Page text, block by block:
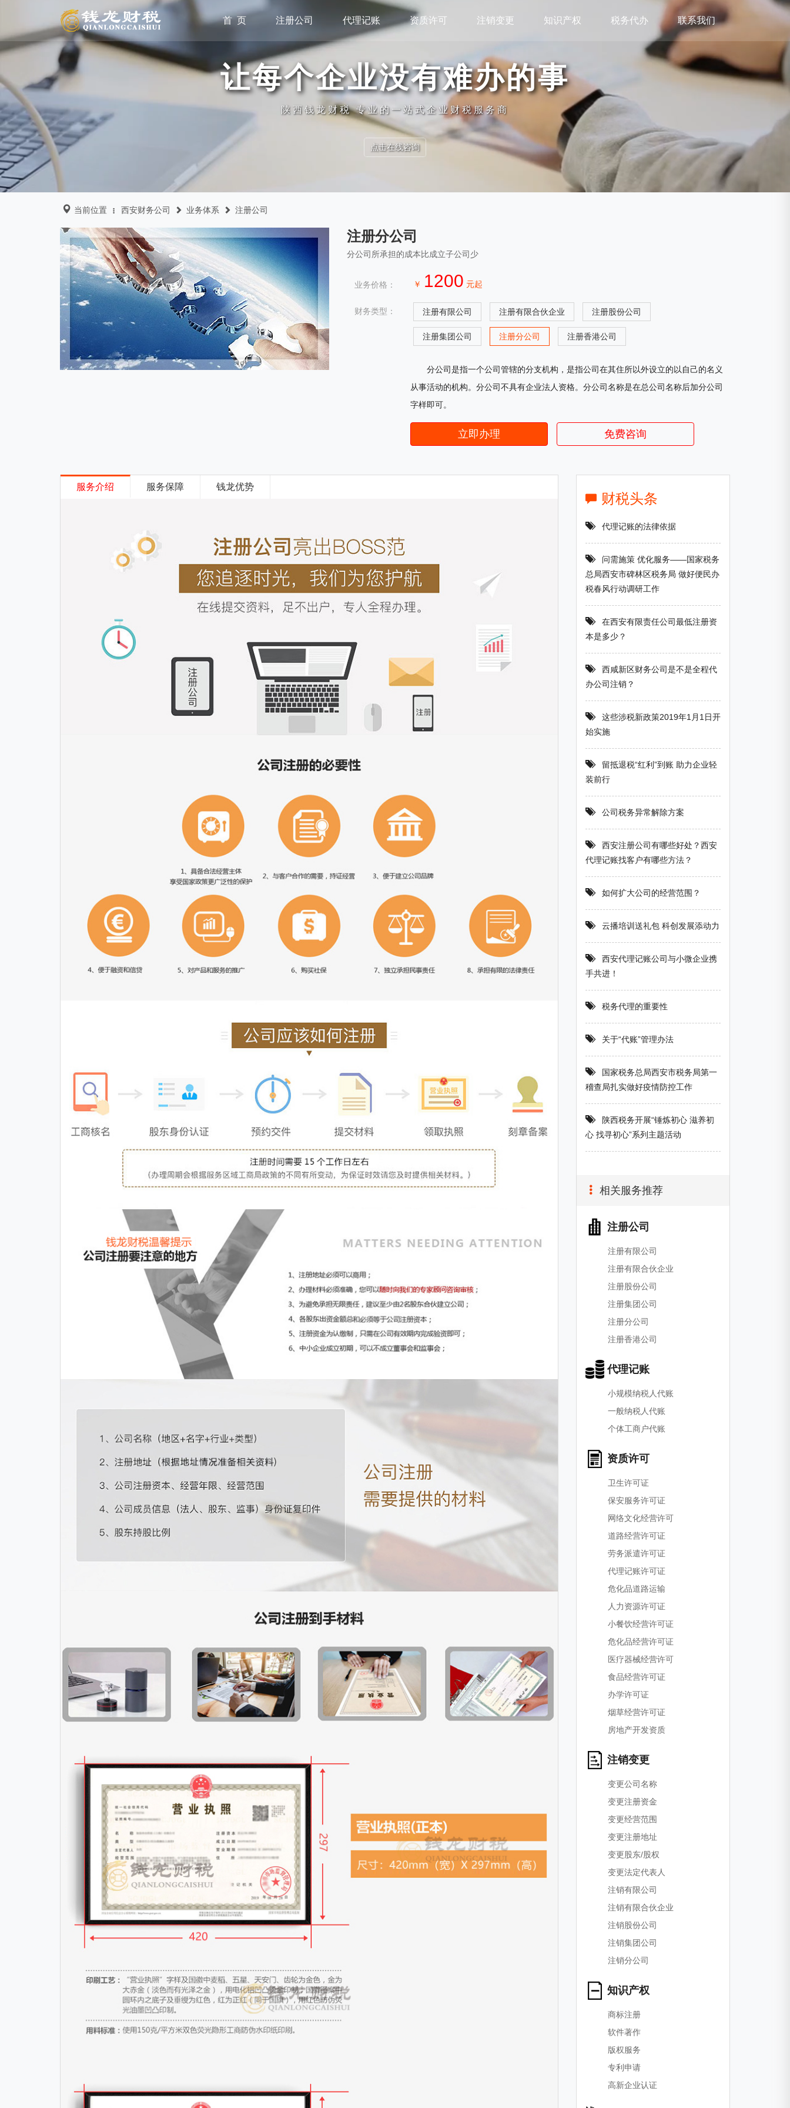
首 页 注册公司 代理记账 资质许可 注销变更 知识产权 税务代办 联系我们
让每个企业没有难办的事
陕西钱龙财税 专业的一站式企业财税服务商
点击在线咨询
当前位置 西安财务公司 业务体系 注册公司
注册分公司
分公司所承担的成本比成立子公司少
业务价格： ￥ 1200 元起
财务类型： 注册有限公司 注册有限合伙企业 注册股份公司
注册集团公司 注册分公司 注册香港公司
分公司是指一个公司管辖的分支机构，是指公司在其住所以外设立的以自己的名义
从事活动的机构。分公司不具有企业法人资格。分公司名称是在总公司名称后加分公司
字样即可。
立即办理 免费咨询
服务介绍 服务保障 钱龙优势
财税头条
代理记账的法律依据
问需施策 优化服务——国家税务
总局西安市碑林区税务局 做好便民办
税春风行动调研工作
在西安有限责任公司最低注册资
本是多少？
西咸新区财务公司是不是全程代
办公司注销？
这些涉税新政策2019年1月1日开
始实施
留抵退税“红利”到账 助力企业轻
装前行
公司税务异常解除方案
西安注册公司有哪些好处？西安
代理记账找客户有哪些方法？
如何扩大公司的经营范围？
云播培训送礼包 科创发展添动力
西安代理记账公司与小微企业携
手共进！
税务代理的重要性
关于“代账”管理办法
国家税务总局西安市税务局第一
稽查局扎实做好疫情防控工作
陕西税务开展“锤炼初心 滋养初
心 找寻初心”系列主题活动
相关服务推荐
注册公司
注册有限公司
注册有限合伙企业
注册股份公司
注册集团公司
注册分公司
注册香港公司
代理记账
小规模纳税人代账
一般纳税人代账
个体工商户代账
资质许可
卫生许可证
保安服务许可证
网络文化经营许可
道路经营许可证
劳务派遣许可证
代理记账许可证
危化品道路运输
人力资源许可证
小餐饮经营许可证
危化品经营许可证
医疗器械经营许可
食品经营许可证
办学许可证
烟草经营许可证
房地产开发资质
注销变更
变更公司名称
变更注册资金
变更经营范围
变更注册地址
变更股东/股权
变更法定代表人
注销有限公司
注销有限合伙企业
注销股份公司
注销集团公司
注销分公司
知识产权
商标注册
软件著作
版权服务
专利申请
高新企业认证